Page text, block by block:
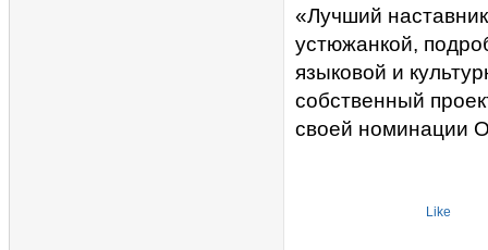
«Лучший
устюжанкой,
языковой и
собственный
своей номинации
Like